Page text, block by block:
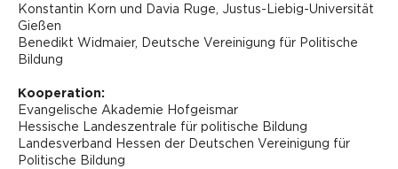
Konstantin Korn und Davia Ruge, Justus-Liebig-Universität
Gießen
Benedikt Widmaier, Deutsche Vereinigung für Politische
Bildung
Kooperation:
Evangelische Akademie Hofgeismar
Hessische Landeszentrale für politische Bildung
Landesverband Hessen der Deutschen Vereinigung für
Politische Bildung